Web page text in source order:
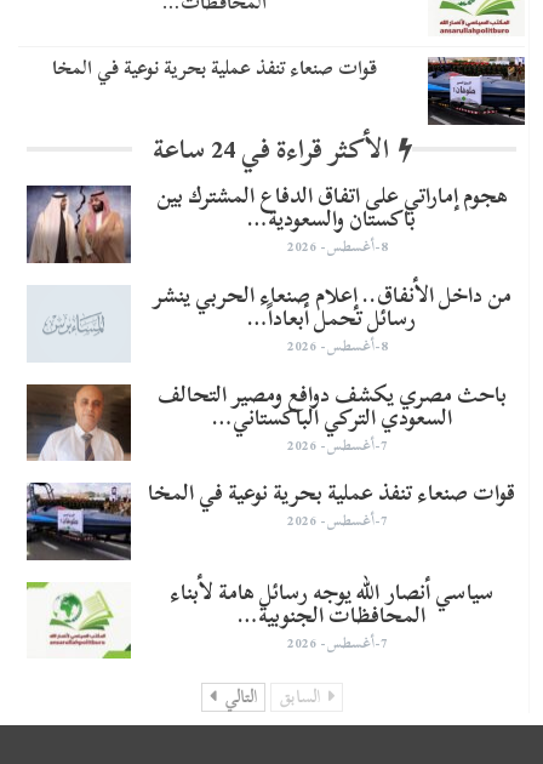
قوات صنعاء تنفذ عملية بحرية نوعية في المخا
الأكثر قراءة في 24 ساعة
هجوم إماراتي على اتفاق الدفاع المشترك بين
باكستان والسعودية…
8-أغسطس- 2026
من داخل الأنفاق.. إعلام صنعاء الحربي ينشر
رسائل تحمل أبعاداً…
8-أغسطس- 2026
باحث مصري يكشف دوافع ومصير التحالف
السعودي التركي الباكستاني…
7-أغسطس- 2026
قوات صنعاء تنفذ عملية بحرية نوعية في المخا
7-أغسطس- 2026
سياسي أنصار الله يوجه رسائل هامة لأبناء
المحافظات الجنوبية…
7-أغسطس- 2026
السابق التالي